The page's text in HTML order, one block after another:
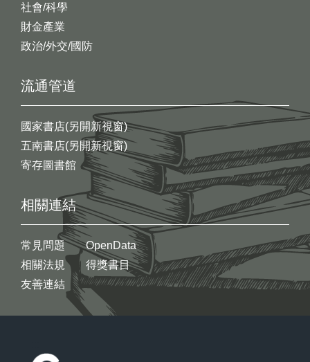
社會/科學
財金產業
政治/外交/國防
流通管道
國家書店(另開新視窗)
五南書店(另開新視窗)
寄存圖書館
相關連結
常見問題
相關法規
友善連結
OpenData
得獎書目